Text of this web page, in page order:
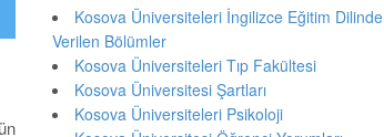
Kosova Üniversiteleri İngilizce Eğitim Dilinde
Verilen Bölümler
Kosova Üniversiteleri Tıp Fakültesi
Kosova Üniversitesi Şartları
Kosova Üniversiteleri Psikoloji